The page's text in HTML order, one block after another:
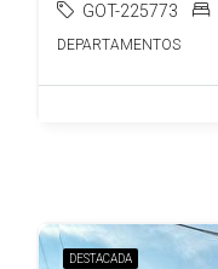
GOT-225773
DEPARTAMENTOS
DESTACADA